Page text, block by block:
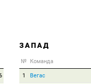
ЗАПАД
№ Команда
1 Вегас